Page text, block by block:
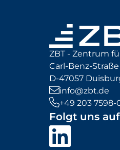
ZBT - Zentrum
Carl-Benz-Straße
D-47057
info@zbt.de
+49 203 7598-
Folgt uns